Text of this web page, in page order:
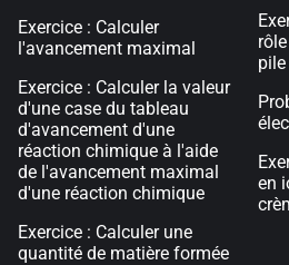
Exercice : Calculer
l'avancement maximal
Exercice : Calculer la valeur
d'une case du tableau
d'avancement d'une
réaction chimique à l'aide
de l'avancement maximal
d'une réaction chimique
Exercice : Calculer une
quantité de matière formée
en